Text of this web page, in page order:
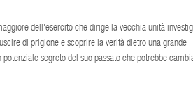
dell'esercito che dirige la vecchia unità
di prigione e scoprire la verità dietro una grande
segreto del suo passato che potrebbe